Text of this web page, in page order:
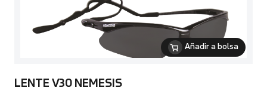
Añadir a bolsa
LENTE V30 NEMESIS